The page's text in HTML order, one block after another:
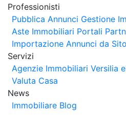
Professionisti
Pubblica Annunci Gestione
Aste Immobiliari Portali
Importazione Annunci da
Servizi
Agenzie Immobiliari Versilia
Valuta Casa
News
Immobiliare Blog